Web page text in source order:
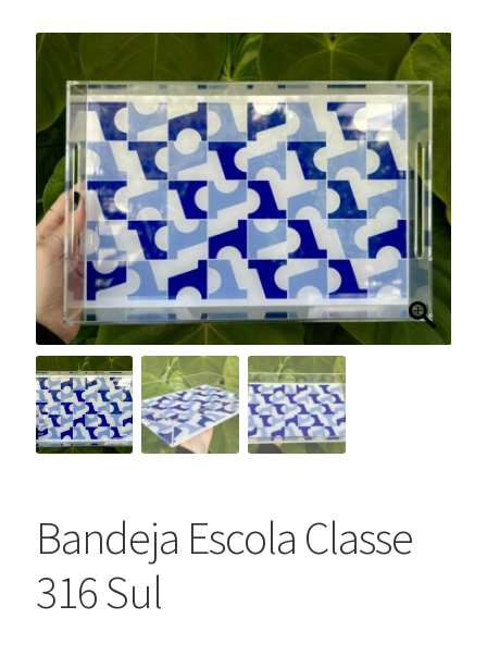
Finalizar compra
Lista de Desejos
Minha conta
Seleção Especial
Serviço ao Consumidor
Sobre a Loja
Bandeja Escola Classe
316 Sul